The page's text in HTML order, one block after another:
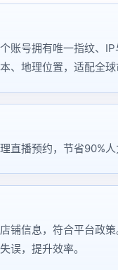
账号拥有唯一指纹、IP
、地理位置，适配全球
直播预约，节省90%人
铺信息，符合平台政策
误，提升效率。